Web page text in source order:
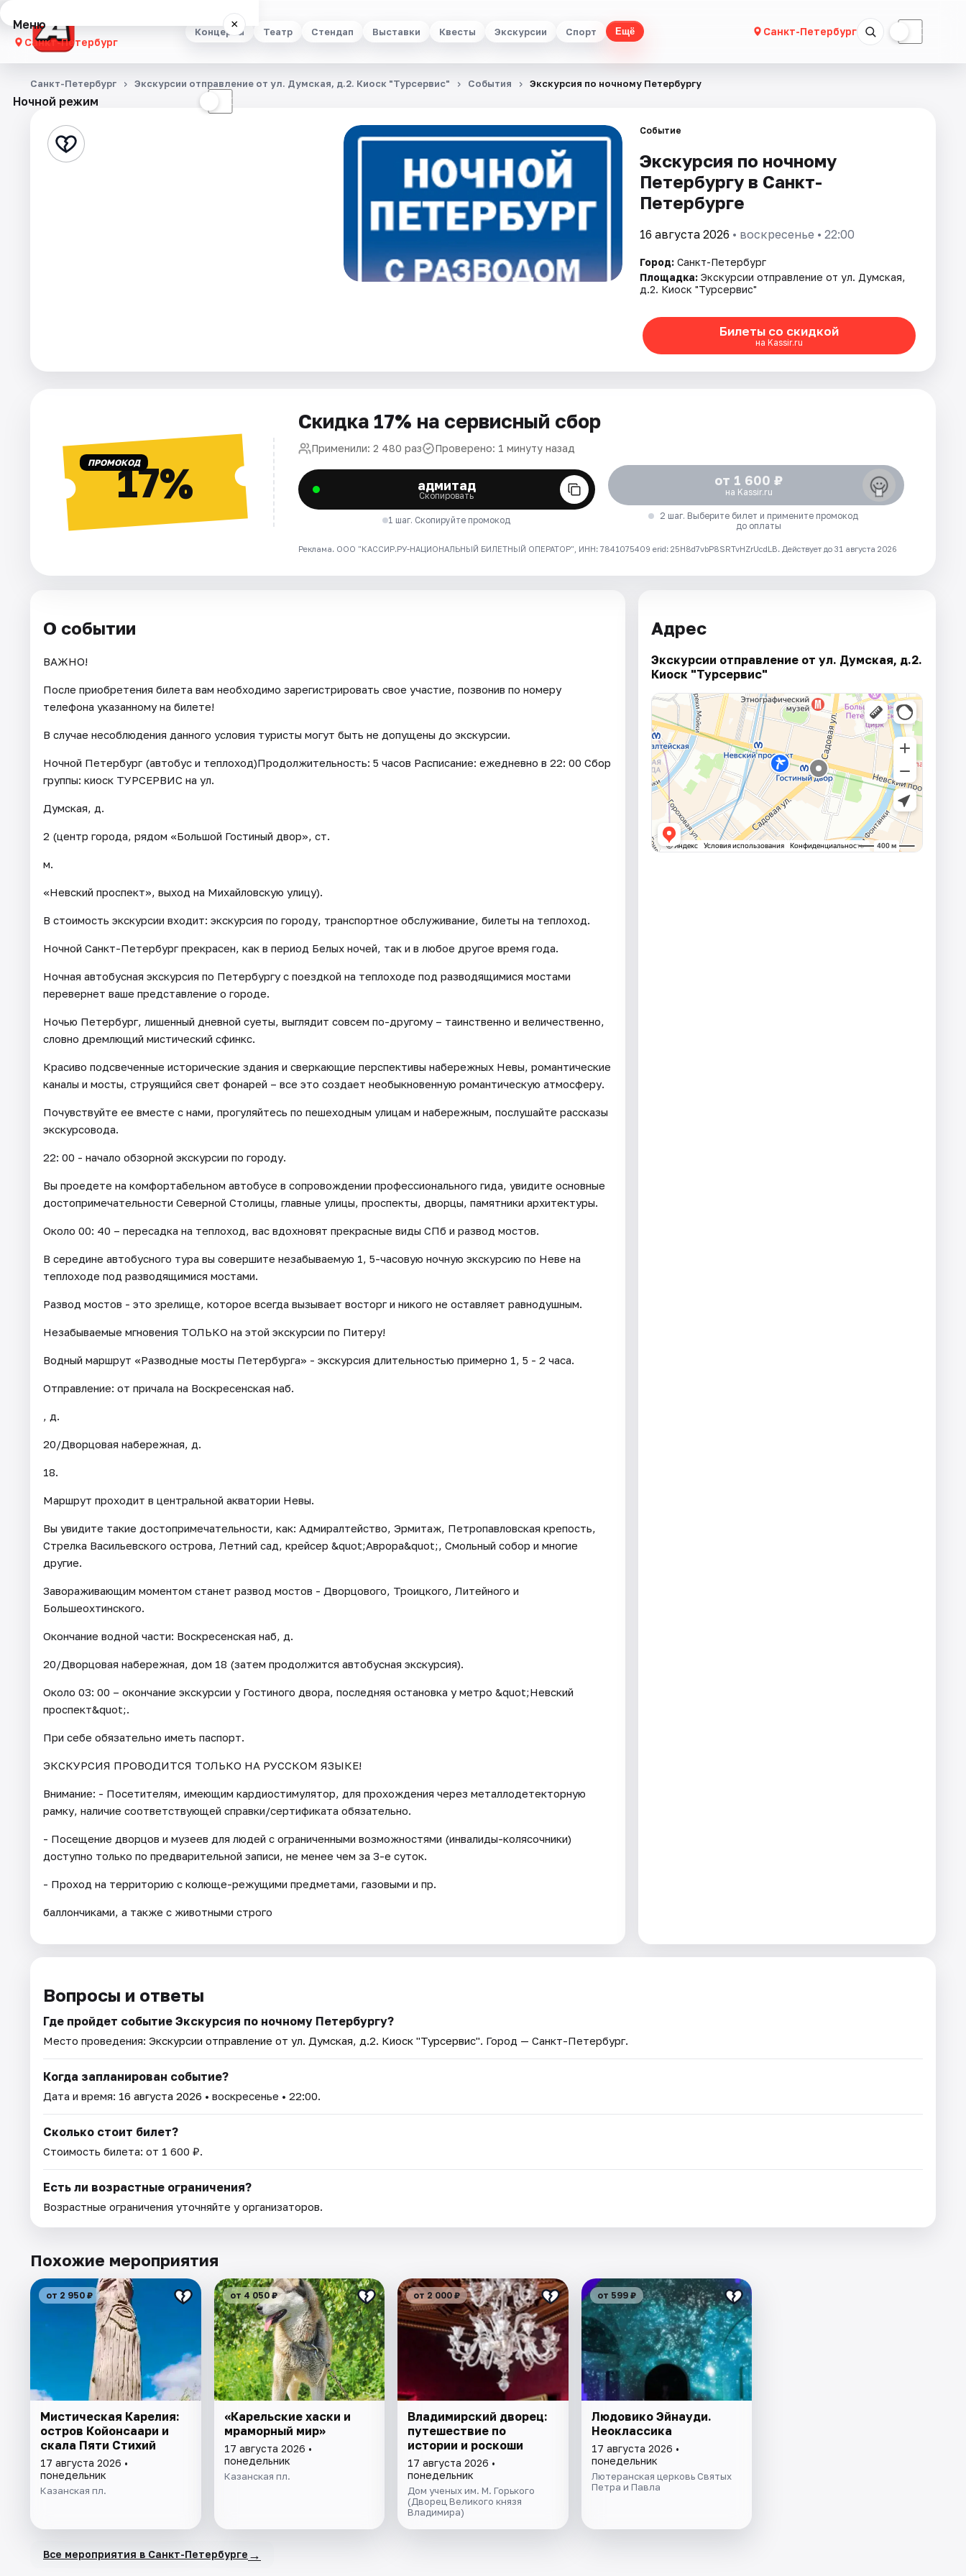
Концерты Театр Стендап Выставки Квесты Экскурсии Спорт Ещё Санкт-Петербург ☾
Меню ×
Санкт-Петербург
Концерты
Стендап
Рейтинги
Ночной режим ☾
Санкт-Петербург Экскурсии отправление от ул. Думская, д.2. Киоск "Турсервис" События Экскурсия по ночному Петербургу
Событие
Экскурсия по ночному
Петербургу в Санкт-
Петербурге
16 августа 2026 • воскресенье • 22:00
Город: Санкт-Петербург
Площадка: Экскурсии отправление от ул. Думская,
д.2. Киоск "Турсервис"
Билеты со скидкой
на Kassir.ru
ПРОМОКОД17%
Скидка 17% на сервисный сбор
Применили: 2 480 раз Проверено: 1 минуту назад
адмитад
Скопировать
1 шаг. Скопируйте промокод
от 1 600 ₽
на Kassir.ru
2 шаг. Выберите билет и примените промокод
до оплаты
Реклама. ООО "КАССИР.РУ-НАЦИОНАЛЬНЫЙ БИЛЕТНЫЙ ОПЕРАТОР", ИНН: 7841075409 erid: 25H8d7vbP8SRTvHZrUcdLB. Действует до 31 августа 2026
О событии
ВАЖНО!
После приобретения билета вам необходимо зарегистрировать свое участие, позвонив по номеру
телефона указанному на билете!
В случае несоблюдения данного условия туристы могут быть не допущены до экскурсии.
Ночной Петербург (автобус и теплоход)Продолжительность: 5 часов Расписание: ежедневно в 22: 00 Сбор
группы: киоск ТУРСЕРВИС на ул.
Думская, д.
2 (центр города, рядом «Большой Гостиный двор», ст.
м.
«Невский проспект», выход на Михайловскую улицу).
В стоимость экскурсии входит: экскурсия по городу, транспортное обслуживание, билеты на теплоход.
Ночной Санкт-Петербург прекрасен, как в период Белых ночей, так и в любое другое время года.
Ночная автобусная экскурсия по Петербургу с поездкой на теплоходе под разводящимися мостами
перевернет ваше представление о городе.
Ночью Петербург, лишенный дневной суеты, выглядит совсем по-другому – таинственно и величественно,
словно дремлющий мистический сфинкс.
Красиво подсвеченные исторические здания и сверкающие перспективы набережных Невы, романтические
каналы и мосты, струящийся свет фонарей – все это создает необыкновенную романтическую атмосферу.
Почувствуйте ее вместе с нами, прогуляйтесь по пешеходным улицам и набережным, послушайте рассказы
экскурсовода.
22: 00 - начало обзорной экскурсии по городу.
Вы проедете на комфортабельном автобусе в сопровождении профессионального гида, увидите основные
достопримечательности Северной Столицы, главные улицы, проспекты, дворцы, памятники архитектуры.
Около 00: 40 – пересадка на теплоход, вас вдохновят прекрасные виды СПб и развод мостов.
В середине автобусного тура вы совершите незабываемую 1, 5-часовую ночную экскурсию по Неве на
теплоходе под разводящимися мостами.
Развод мостов - это зрелище, которое всегда вызывает восторг и никого не оставляет равнодушным.
Незабываемые мгновения ТОЛЬКО на этой экскурсии по Питеру!
Водный маршрут «Разводные мосты Петербурга» - экскурсия длительностью примерно 1, 5 - 2 часа.
Отправление: от причала на Воскресенская наб.
, д.
20/Дворцовая набережная, д.
18.
Маршрут проходит в центральной акватории Невы.
Вы увидите такие достопримечательности, как: Адмиралтейство, Эрмитаж, Петропавловская крепость,
Стрелка Васильевского острова, Летний сад, крейсер &quot;Аврора&quot;, Смольный собор и многие
другие.
Завораживающим моментом станет развод мостов - Дворцового, Троицкого, Литейного и
Большеохтинского.
Окончание водной части: Воскресенская наб, д.
20/Дворцовая набережная, дом 18 (затем продолжится автобусная экскурсия).
Около 03: 00 – окончание экскурсии у Гостиного двора, последняя остановка у метро &quot;Невский
проспект&quot;.
При себе обязательно иметь паспорт.
ЭКСКУРСИЯ ПРОВОДИТСЯ ТОЛЬКО НА РУССКОМ ЯЗЫКЕ!
Внимание: - Посетителям, имеющим кардиостимулятор, для прохождения через металлодетекторную
рамку, наличие соответствующей справки/сертификата обязательно.
- Посещение дворцов и музеев для людей с ограниченными возможностями (инвалиды-колясочники)
доступно только по предварительной записи, не менее чем за 3-е суток.
- Проход на территорию с колюще-режущими предметами, газовыми и пр.
баллончиками, а также с животными строго
Адрес
Экскурсии отправление от ул. Думская, д.2.
Киоск "Турсервис"
Вопросы и ответы
Где пройдет событие Экскурсия по ночному Петербургу?
Место проведения: Экскурсии отправление от ул. Думская, д.2. Киоск "Турсервис". Город — Санкт-Петербург.
Когда запланирован событие?
Дата и время: 16 августа 2026 • воскресенье • 22:00.
Сколько стоит билет?
Стоимость билета: от 1 600 ₽.
Есть ли возрастные ограничения?
Возрастные ограничения уточняйте у организаторов.
Похожие мероприятия
от 2 950 ₽
Мистическая Карелия:
остров Койонсаари и
скала Пяти Стихий
17 августа 2026 •
понедельник
Казанская пл.
от 4 050 ₽
«Карельские хаски и
мраморный мир»
17 августа 2026 •
понедельник
Казанская пл.
от 2 000 ₽
Владимирский дворец:
путешествие по
истории и роскоши
17 августа 2026 •
понедельник
Дом ученых им. М. Горького
(Дворец Великого князя
Владимира)
от 599 ₽
Людовико Эйнауди.
Неоклассика
17 августа 2026 •
понедельник
Лютеранская церковь Святых
Петра и Павла
Все мероприятия в Санкт-Петербурге →